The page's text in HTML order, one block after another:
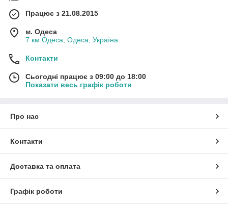
Працює з 21.08.2015
м. Одеса
7 км Одеса, Одеса, Україна
Контакти
Сьогодні працює з 09:00 до 18:00
Показати весь графік роботи
Про нас
Контакти
Доставка та оплата
Графік роботи